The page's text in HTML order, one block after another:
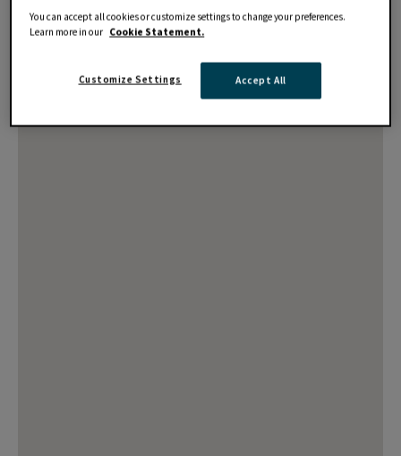
You can accept all cookies or customize settings to change your preferences.
Learn more in our Cookie Statement.
Accept All
Customize Settings